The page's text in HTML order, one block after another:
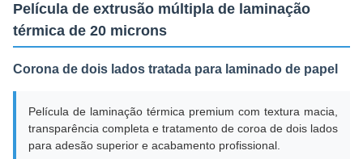
Película de extrusão múltipla de laminação
térmica de 20 microns
Corona de dois lados tratada para laminado de papel
Película de laminação térmica premium com textura macia,
transparência completa e tratamento de coroa de dois lados
para adesão superior e acabamento profissional.